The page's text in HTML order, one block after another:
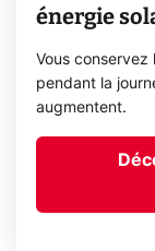
énergie
Vous conservez
pendant la
augmentent.